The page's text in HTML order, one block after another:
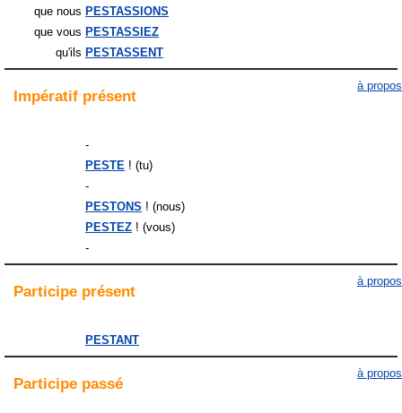
que nous PESTASSIONS
que vous PESTASSIEZ
qu'ils PESTASSENT
Impératif présent
à propos
-
PESTE ! (tu)
-
PESTONS ! (nous)
PESTEZ ! (vous)
-
Participe présent
à propos
PESTANT
Participe passé
à propos